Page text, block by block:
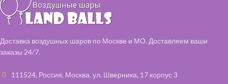
Доставка воздушных шаров по Москве и МО. Доставляем ваши
заказы 24/7.
111524, Россия, Москва, ул. Шверника, 17 корпус 3